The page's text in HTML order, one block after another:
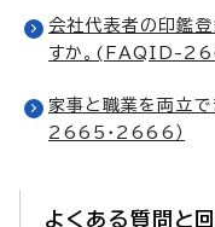
会社代表者の印鑑
すか。(FAQID-
家事と職業を両立
2665・2666）
よくある質問と